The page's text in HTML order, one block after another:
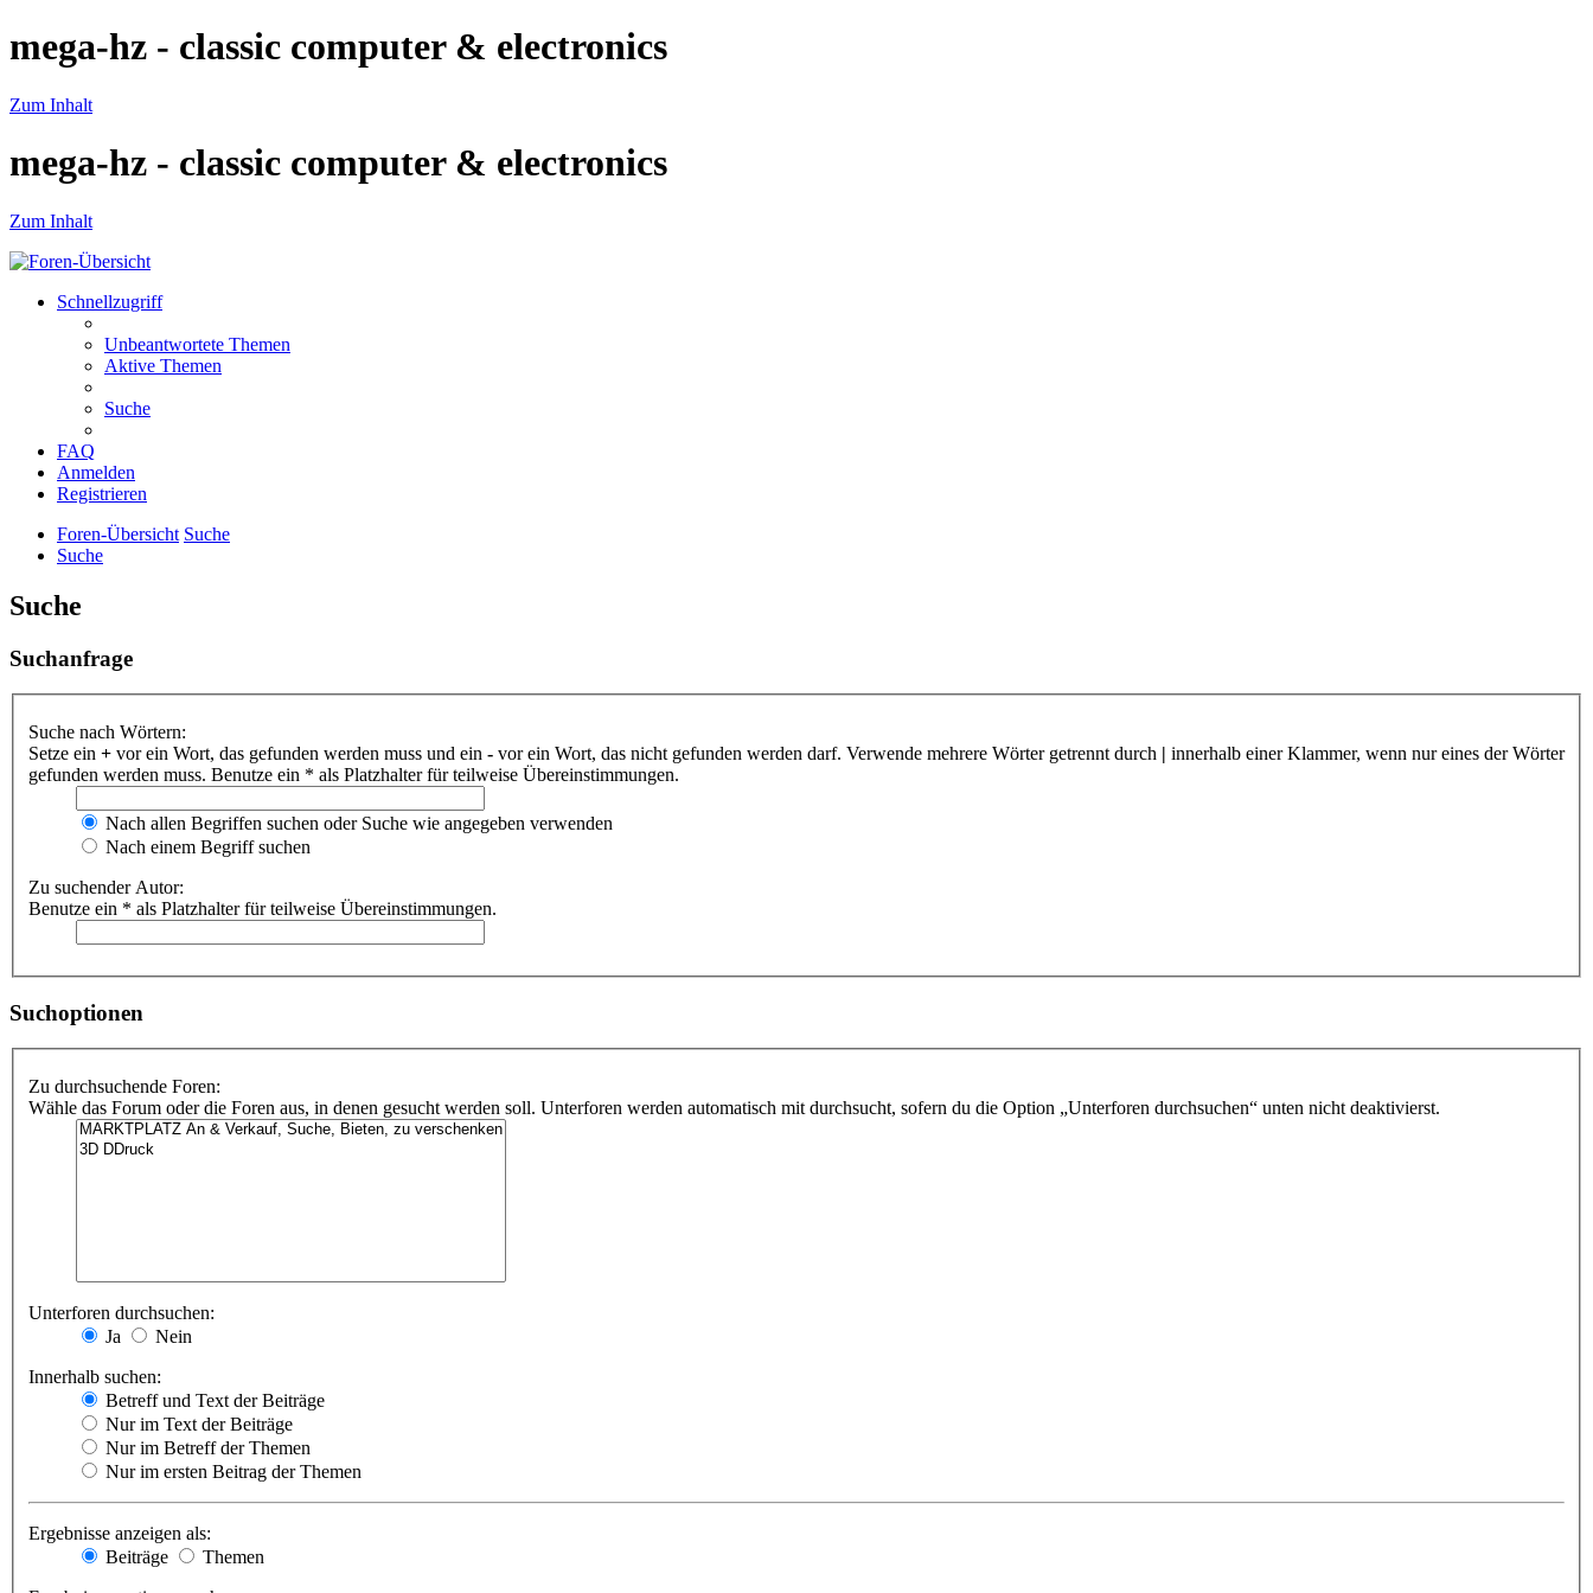
mega-hz - classic computer & electronics
Zum Inhalt
mega-hz - classic computer & electronics
Zum Inhalt
Schnellzugriff
Unbeantwortete Themen
Aktive Themen
Suche
FAQ
Anmelden
Registrieren
Foren-Übersicht Suche
Suche
Suche
Suchanfrage
Suche nach Wörtern:
Setze ein + vor ein Wort, das gefunden werden muss und ein - vor ein Wort, das nicht gefunden werden darf. Verwende mehrere Wörter getrennt durch | innerhalb einer Klammer, wenn nur eines der Wörter
gefunden werden muss. Benutze ein * als Platzhalter für teilweise Übereinstimmungen.
Nach allen Begriffen suchen oder Suche wie angegeben verwenden
Nach einem Begriff suchen
Zu suchender Autor:
Benutze ein * als Platzhalter für teilweise Übereinstimmungen.
Suchoptionen
Zu durchsuchende Foren:
Wähle das Forum oder die Foren aus, in denen gesucht werden soll. Unterforen werden automatisch mit durchsucht, sofern du die Option „Unterforen durchsuchen“ unten nicht deaktivierst.
Unterforen durchsuchen:
Ja
Nein
Innerhalb suchen:
Betreff und Text der Beiträge
Nur im Text der Beiträge
Nur im Betreff der Themen
Nur im ersten Beitrag der Themen
Ergebnisse anzeigen als:
Beiträge
Themen